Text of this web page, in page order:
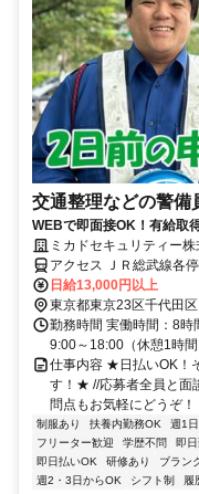
交通整理などの警備
WEBで即面接OK！有給取
有・履歴書不要
ミカドセキュリティー
アクセス ＪＲ総武線各
秋葉原電気街口徒歩約3
分
日給13,000円以上
東京都東京23区千代田区
勤務時間 実働時間：8時
9:00～18:00（休憩1時
仕事内容 ★日払いOK！
す！★ //応募者全員と面
問点もお気軽にどうぞ！
制服あり 扶養内勤務OK 週1
フリーター歓迎
学歴不問 即
即日払いOK
研修あり ブラン
週2・3日からOK
シフト制 履